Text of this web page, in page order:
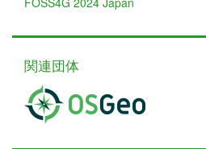
関連団体